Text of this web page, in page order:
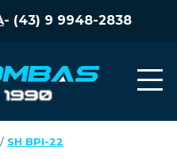
- (43) 9 9948-2838
‎ / ‎ SH BPI-22